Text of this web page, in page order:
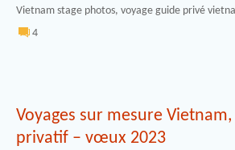
Vietnam stage photos, voyage guide privé
4
Voyages sur mesure
privatif – vœux 2023